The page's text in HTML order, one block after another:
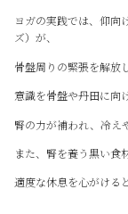
ヨガの実践では、仰向
ズ）が、
骨盤周りの緊張を解放
意識を骨盤や丹田に向
腎の力が補われ、冷え
また、腎を養う黒い食
適度な休息を心がける